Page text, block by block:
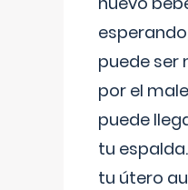
puede ser
por el
puede
tu
tu útero